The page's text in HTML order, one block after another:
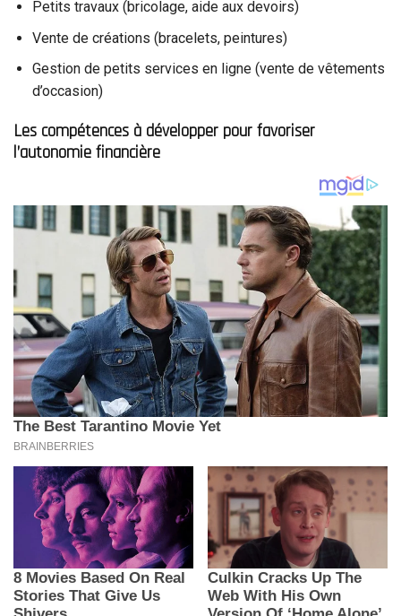
Petits travaux (bricolage, aide aux devoirs)
Vente de créations (bracelets, peintures)
Gestion de petits services en ligne (vente de vêtements
d’occasion)
Les compétences à développer pour favoriser
l’autonomie financière